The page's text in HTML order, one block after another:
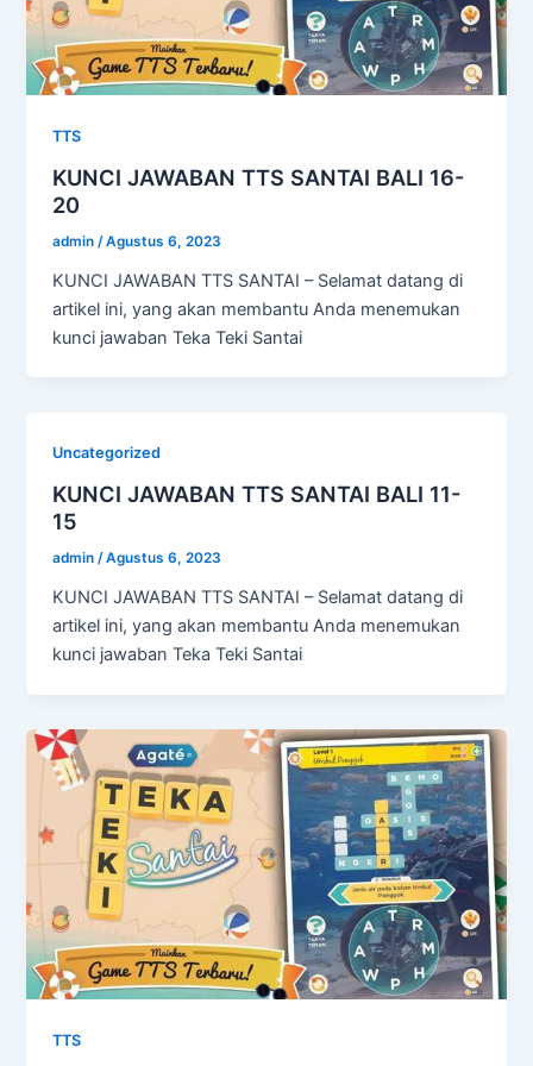
TTS
KUNCI JAWABAN TTS SANTAI BALI 16-
20
admin /Agustus 6, 2023
KUNCI JAWABAN TTS SANTAI – Selamat datang di
artikel ini, yang akan membantu Anda menemukan
kunci jawaban Teka Teki Santai
Uncategorized
KUNCI JAWABAN TTS SANTAI BALI 11-
15
admin/Agustus 6, 2023
KUNCI JAWABAN TTS SANTAI – Selamat datang di
artikel ini, yang akan membantu Anda menemukan
kunci jawaban Teka Teki Santai
TTS